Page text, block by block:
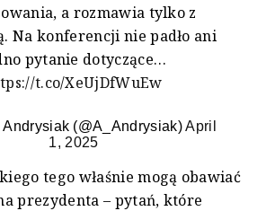
a rozmawia tylko z
Na konferencji nie padło ani
pytanie dotyczące…
t.co/XeUjDfWuEw
(@A_Andrysiak)April
1, 2025
tego właśnie mogą obawiać
prezydenta – pytań, które